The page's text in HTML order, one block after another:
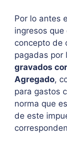
Por lo antes
ingresos
concepto de
pagadas por
gravados
Agregado,
para gastos
norma que
de este